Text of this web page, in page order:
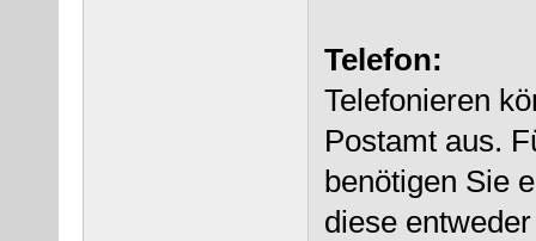
Telefon:
Telefonieren
Postamt aus.
benötigen Sie
diese